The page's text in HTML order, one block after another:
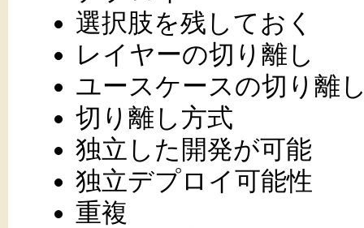
選択肢を残しておく
レイヤーの切り離し
ユースケースの切り離
切り離し方式
独立した開発が可能
独立デプロイ可能性
重複